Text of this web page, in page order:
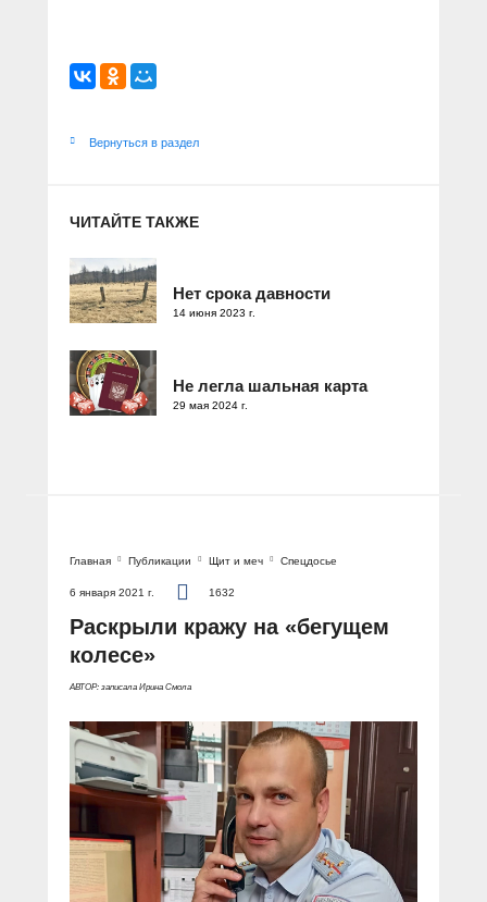
Вернуться в раздел
ЧИТАЙТЕ ТАКЖЕ
Нет срока давности
14 июня 2023 г.
Не легла шальная карта
29 мая 2024 г.
Главная Публикации Щит и меч Спецдосье
6 января 2021 г. 1632
Раскрыли кражу на «бегущем
колесе»
АВТОР: записала Ирина Смола